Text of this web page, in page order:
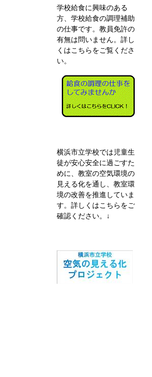
学校給食に興味のある
方、学校給食の調理補助
の仕事です。教員免許の
有無は問いません。詳し
くはこちらをご覧くださ
い。
横浜市立学校では児童生
徒が安心安全に過ごすた
めに、教室の空気環境の
見える化を通し、教室環
境の改善を推進していま
す。 詳しくはこちらをご
確認ください。↓